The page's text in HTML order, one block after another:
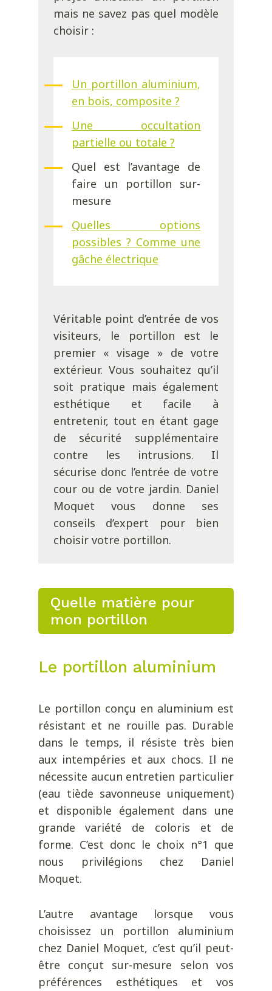
mais ne savez pas quel modèle
choisir :
Un portillon aluminium,
en bois, composite ?
Une occultation
partielle ou totale ?
Quel est l’avantage de
faire un portillon sur-
mesure
Quelles options
possibles ? Comme une
gâche électrique
Véritable point d’entrée de vos
visiteurs, le portillon est le
premier « visage » de votre
extérieur. Vous souhaitez qu’il
soit pratique mais également
esthétique et facile à
entretenir, tout en étant gage
de sécurité supplémentaire
contre les intrusions. Il
sécurise donc l’entrée de votre
cour ou de votre jardin. Daniel
Moquet vous donne ses
conseils d’expert pour bien
choisir votre portillon.
Quelle matière pour
mon portillon
Le portillon aluminium
Le portillon conçu en aluminium est
résistant et ne rouille pas. Durable
dans le temps, il résiste très bien
aux intempéries et aux chocs. Il ne
nécessite aucun entretien particulier
(eau tiède savonneuse uniquement)
et disponible également dans une
grande variété de coloris et de
forme. C’est donc le choix n°1 que
nous privilégions chez Daniel
Moquet.
L’autre avantage lorsque vous
choisissez un portillon aluminium
chez Daniel Moquet, c’est qu’il peut-
être conçut sur-mesure selon vos
préférences esthétiques et vos